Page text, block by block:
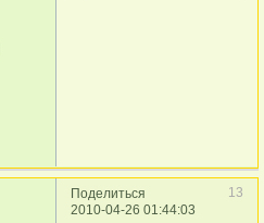
Поделиться
13
2010-04-26 01:44:03